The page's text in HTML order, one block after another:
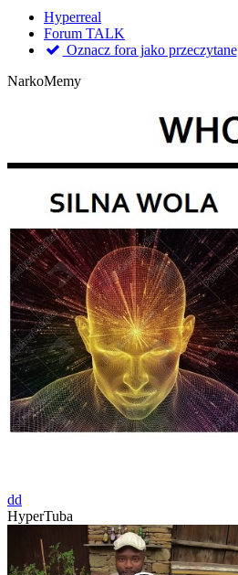
Hyperreal
Forum TALK
Oznacz fora jako przeczytane
NarkoMemy
dd
HyperTuba